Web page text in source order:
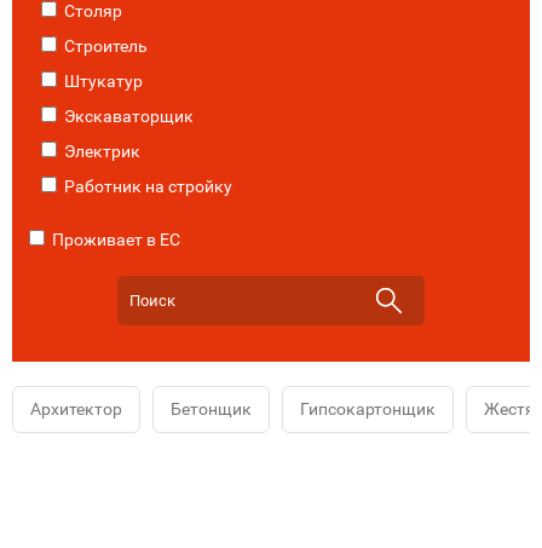
Столяр
Строитель
Штукатур
Экскаваторщик
Электрик
Работник на стройку
Проживает в ЕС
Архитектор Бетонщик Гипсокартонщик